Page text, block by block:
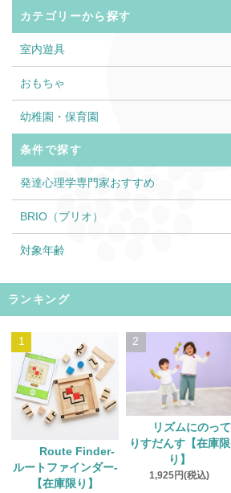
カテゴリーから探す
室内遊具
おもちゃ
幼稚園・保育園
条件で探す
発達心理学専門家おすすめ
BRIO（ブリオ）
対象年齢
ランキング
1
Route Finder‐
ルートファインダー‐
【在庫限り】
2
リズムにのって
りすだんす【在庫限
り】
1,925円(税込)